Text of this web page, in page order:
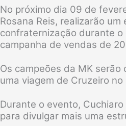
No próximo dia 09 de
Rosana Reis, realizarão um
confraternização durante o
campanha de vendas de
Os campeões da MK serão
uma viagem de Cruzeiro no
Durante o evento,
para divulgar mais uma